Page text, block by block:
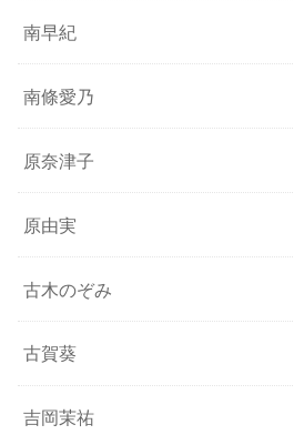
南早紀
南條愛乃
原奈津子
原由実
古木のぞみ
古賀葵
吉岡茉祐